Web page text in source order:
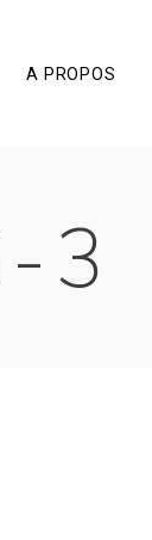
A PROPOS
3